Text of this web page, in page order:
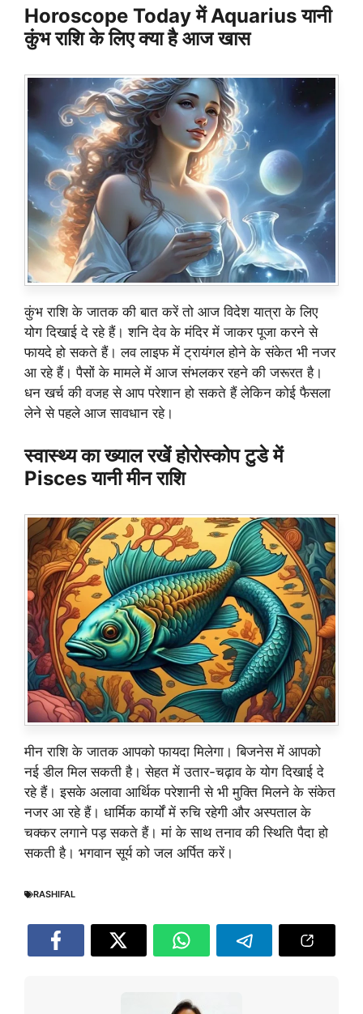
Horoscope Today में Aquarius यानी
कुंभ राशि के लिए क्या है आज खास
कुंभ राशि के जातक की बात करें तो आज विदेश यात्रा के लिए
योग दिखाई दे रहे हैं। शनि देव के मंदिर में जाकर पूजा करने से
फायदे हो सकते हैं। लव लाइफ में ट्रायंगल होने के संकेत भी नजर
आ रहे हैं। पैसों के मामले में आज संभलकर रहने की जरूरत है।
धन खर्च की वजह से आप परेशान हो सकते हैं लेकिन कोई फैसला
लेने से पहले आज सावधान रहे।
स्वास्थ्य का ख्याल रखें होरोस्कोप टुडे में
Pisces यानी मीन राशि
मीन राशि के जातक आपको फायदा मिलेगा। बिजनेस में आपको
नई डील मिल सकती है। सेहत में उतार-चढ़ाव के योग दिखाई दे
रहे हैं। इसके अलावा आर्थिक परेशानी से भी मुक्ति मिलने के संकेत
नजर आ रहे हैं। धार्मिक कार्यों में रुचि रहेगी और अस्पताल के
चक्कर लगाने पड़ सकते हैं। मां के साथ तनाव की स्थिति पैदा हो
सकती है। भगवान सूर्य को जल अर्पित करें।
RASHIFAL